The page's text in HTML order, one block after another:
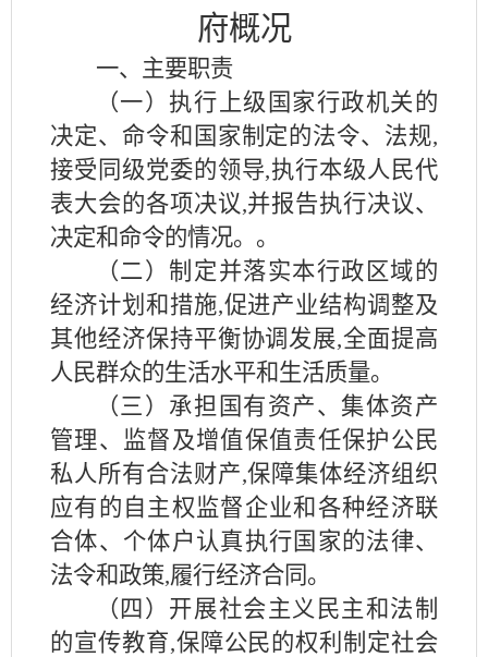
府概况
一、主要职责
（一）执行上级国家行政机关的
决定、命令和国家制定的法令、法规,
接受同级党委的领导,执行本级人民代
表大会的各项决议,并报告执行决议、
决定和命令的情况。。
（二）制定并落实本行政区域的
经济计划和措施,促进产业结构调整及
其他经济保持平衡协调发展,全面提高
人民群众的生活水平和生活质量。
（三）承担国有资产、集体资产
管理、监督及增值保值责任保护公民
私人所有合法财产,保障集体经济组织
应有的自主权监督企业和各种经济联
合体、个体户认真执行国家的法律、
法令和政策,履行经济合同。
（四）开展社会主义民主和法制
的宣传教育,保障公民的权利制定社会